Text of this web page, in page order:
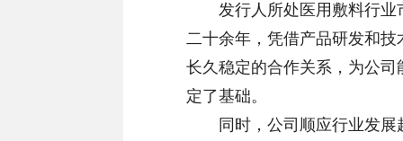
发行人所处医用敷料行业
二十余年，凭借产品研发和
长久稳定的合作关系，为公
定了基础。
同时，公司顺应行业发展